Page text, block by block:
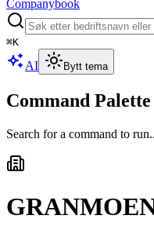
Companybook
⌘K
AI Bytt tema
Command Palette
Search for a command to